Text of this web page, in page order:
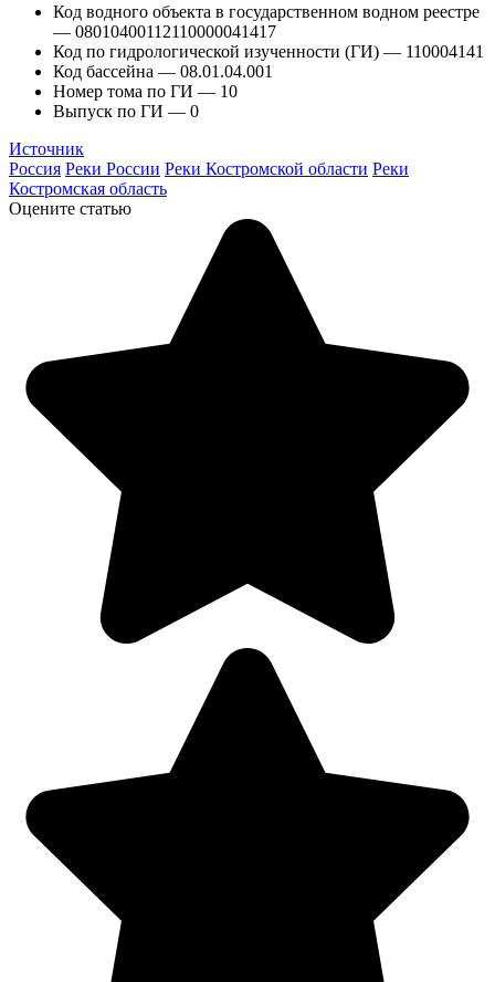
Код водного объекта в государственном водном реестре
— 08010400112110000041417
Код по гидрологической изученности (ГИ) — 110004141
Код бассейна — 08.01.04.001
Номер тома по ГИ — 10
Выпуск по ГИ — 0
Источник
Россия Реки России Реки Костромской области Реки
Костромская область
Оцените статью